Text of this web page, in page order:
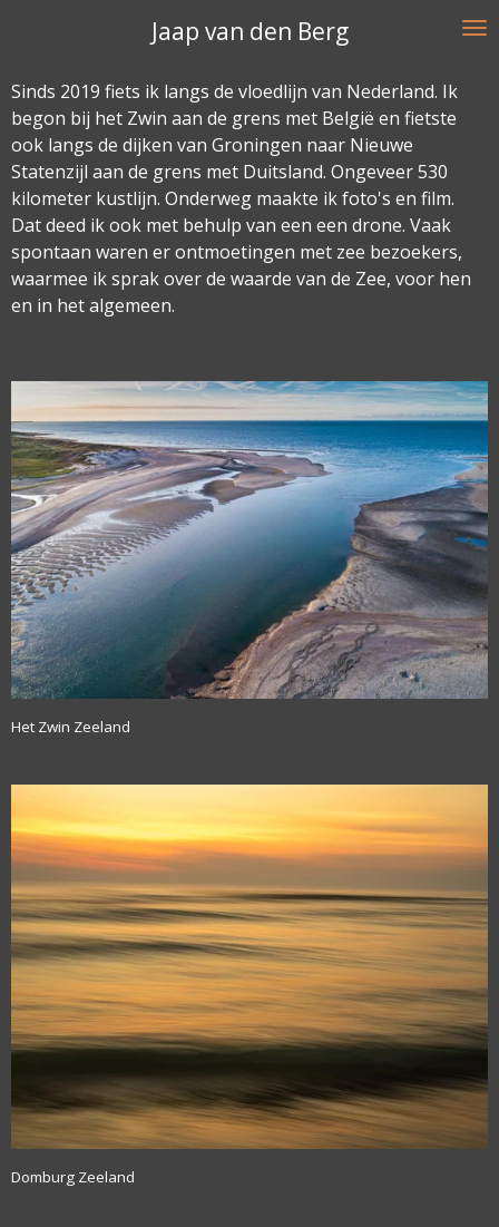
de
hoofdinhoud
Jaap van den Berg
Sinds 2019 fiets ik langs de vloedlijn van Nederland. Ik
begon bij het Zwin aan de grens met België en fietste
ook langs de dijken van Groningen naar Nieuwe
Statenzijl aan de grens met Duitsland. Ongeveer 530
kilometer kustlijn. Onderweg maakte ik foto's en film.
Dat deed ik ook met behulp van een een drone. Vaak
spontaan waren er ontmoetingen met zee bezoekers,
waarmee ik sprak over de waarde van de Zee, voor hen
en in het algemeen.
Het Zwin Zeeland
Domburg Zeeland